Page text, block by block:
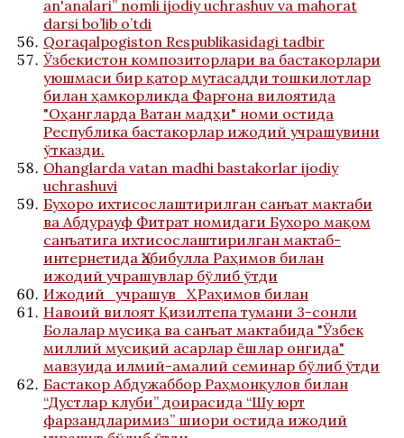
an'analari” nomli ijodiy uchrashuv va mahorat
darsi bo’lib o’tdi
Qoraqalpogiston Respublikasidagi tadbir
Ўзбекистон композиторлари ва бастакорлари
уюшмаси бир қатор мутасадди тошкилотлар
билан ҳамкорликда Фарғона вилоятида
"Оҳангларда Ватан мадҳи" номи остида
Республика бастакорлар ижодий учрашувини
ўтказди.
Ohanglarda vatan madhi bastakorlar ijodiy
uchrashuvi
Бухоро ихтисослаштирилган санъат мактаби
ва Абдурауф Фитрат номидаги Бухоро мақом
санъатига ихтисослаштирилган мактаб-
интернетида Ҳабибулла Раҳимов билан
ижодий учрашувлар бўлиб ўтди
Ижодий_учрашув_Ҳ_Раҳимов билан
Навоий вилоят Қизилтепа тумани 3-сонли
Болалар мусиқа ва санъат мактабида "Ўзбек
миллий мусиқий асарлар ёшлар онгида"
мавзуида илмий-амалий семинар бўлиб ўтди
Бастакор Абдужаббор Раҳмонқулов билан
“Дустлар клуби” доирасида “Шу юрт
фарзандларимиз” шиори остида ижодий